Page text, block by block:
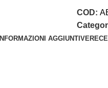
COD:
INFORMAZIONI AGGIUNTIVE